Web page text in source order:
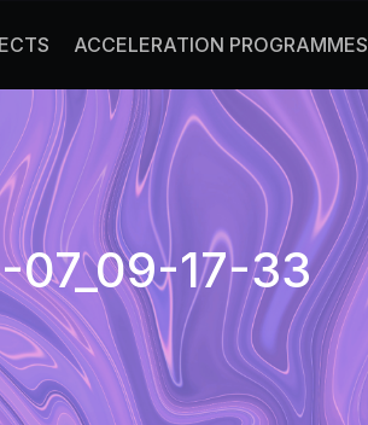
ACCELERATION PROGRAMMES
07_09-17-33